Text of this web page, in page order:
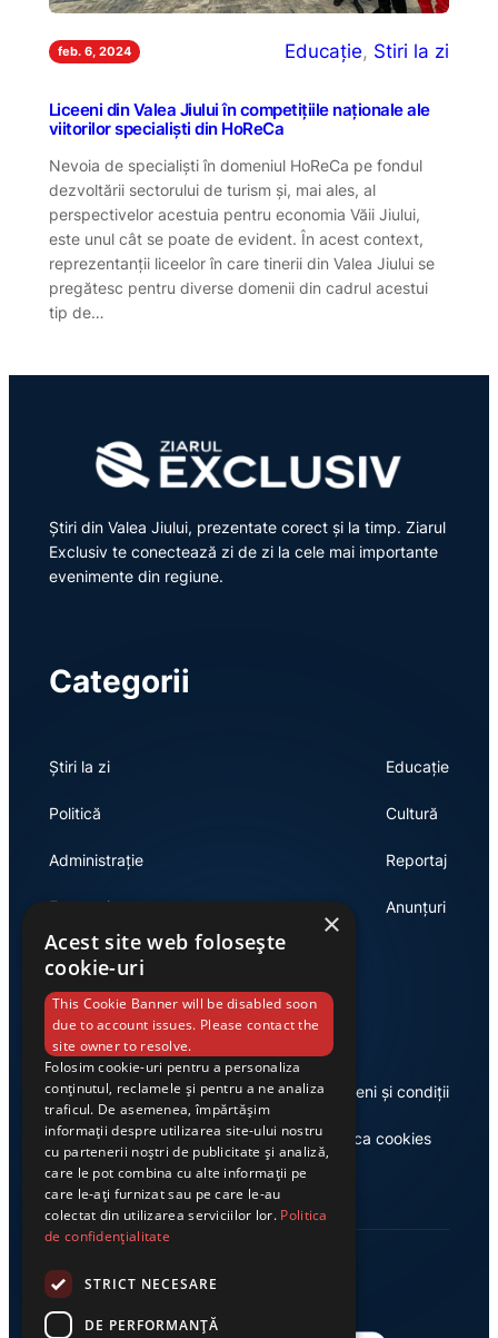
feb. 6, 2024 Educație, Stiri la zi
Liceeni din Valea Jiului în competițiile naționale ale
viitorilor specialiști din HoReCa
Nevoia de specialiști în domeniul HoReCa pe fondul
dezvoltării sectorului de turism și, mai ales, al
perspectivelor acestuia pentru economia Văii Jiului,
este unul cât se poate de evident. În acest context,
reprezentanții liceelor în care tinerii din Valea Jiului se
pregătesc pentru diverse domenii din cadrul acestui
tip de…
Știri din Valea Jiului, prezentate corect și la timp. Ziarul
Exclusiv te conectează zi de zi la cele mai importante
evenimente din regiune.
Categorii
Știri la zi
Politică
Administrație
Economie
Educație
Cultură
Reportaj
Anunțuri
Link-uri utile
Despre noi
Casa de editură Exclusiv
Termeni și condiții
Politica cookies
×
Acest site web folosește
cookie-uri
This Cookie Banner will be disabled soon
due to account issues. Please contact the
site owner to resolve.
Folosim cookie-uri pentru a personaliza
conținutul, reclamele și pentru a ne analiza
traficul. De asemenea, împărtășim
informații despre utilizarea site-ului nostru
cu partenerii noștri de publicitate și analiză,
care le pot combina cu alte informații pe
care le-ați furnizat sau pe care le-au
colectat din utilizarea serviciilor lor. Politica
de confidențialitate
STRICT NECESARE
DE PERFORMANȚĂ